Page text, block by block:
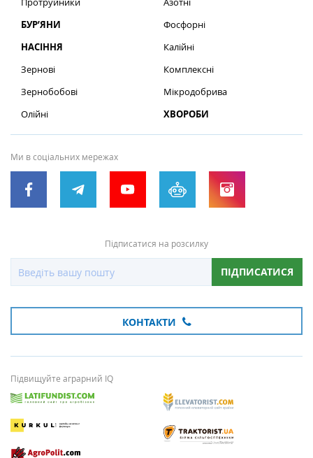
БУР’ЯНИ
НАСІННЯ
Зернові
Зернобобові
Олійні
Фосфорні
Калійні
Комплексні
Мікродобрива
ХВОРОБИ
Ми в соціальних мережах
Підписатися на розсилку
ПІДПИСАТИСЯ
КОНТАКТИ
Підвищуйте аграрний IQ